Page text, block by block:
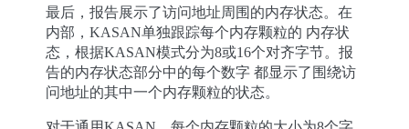
最后，报告展示了访问地址周围的内存状态。在
内部，KASAN单独跟踪每个内存颗粒的 内存状
态，根据KASAN模式分为8或16个对齐字节。报
告的内存状态部分中的每个数字 都显示了围绕访
问地址的其中一个内存颗粒的状态。